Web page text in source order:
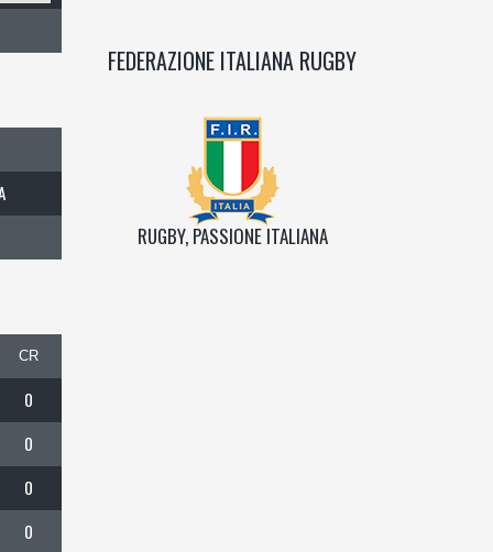
CR
0
0
0
0
FEDERAZIONE ITALIANA RUGBY
RUGBY, PASSIONE ITALIANA